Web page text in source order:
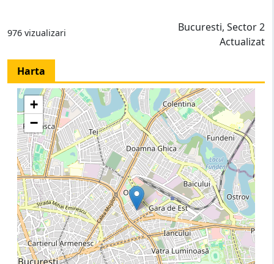
976 vizualizari
Bucuresti, Sector 2
Actualizat
Harta
+
−